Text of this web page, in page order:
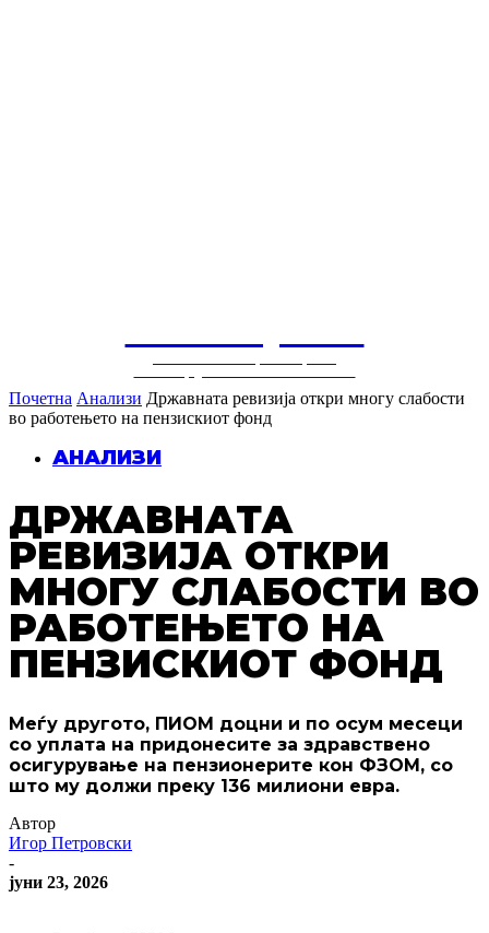
Почетна Анализи Државната ревизија откри многу слабости
во работењето на пензискиот фонд
АНАЛИЗИ
ДРЖАВНАТА
РЕВИЗИЈА ОТКРИ
МНОГУ СЛАБОСТИ ВО
РАБОТЕЊЕТО НА
ПЕНЗИСКИОТ ФОНД
Меѓу другото, ПИОМ доцни и по осум месеци
со уплата на придонесите за здравствено
осигурување на пензионерите кон ФЗОМ, со
што му должи преку 136 милиони евра.
Автор
Игор Петровски
-
јуни 23, 2026